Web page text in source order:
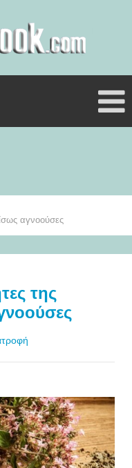
αγνοούσες
της